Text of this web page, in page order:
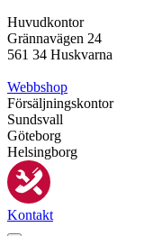
Huvudkontor
Grännavägen 24
561 34 Huskvarna
Webbshop
Försäljningskontor
Sundsvall
Göteborg
Helsingborg
Kontakt